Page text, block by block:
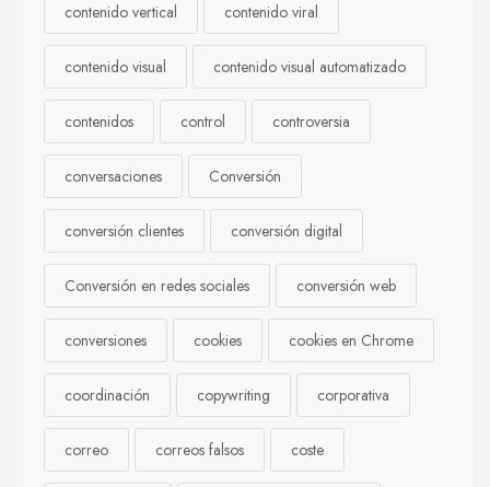
contenido vertical contenido viral
contenido visual contenido visual automatizado
contenidos control controversia
conversaciones Conversión
conversión clientes conversión digital
Conversión en redes sociales conversión web
conversiones cookies cookies en Chrome
coordinación copywriting corporativa
correo correos falsos coste